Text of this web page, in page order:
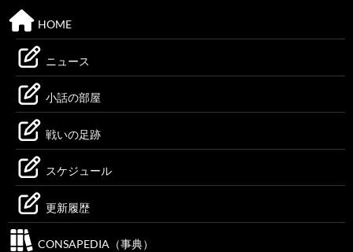
HOME
ニュース
小話の部屋
戦いの足跡
スケジュール
更新履歴
CONSAPEDIA（事典）